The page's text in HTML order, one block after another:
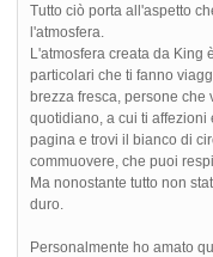
Tutto ciò porta all'aspetto
l'atmosfera.
L'atmosfera creata da King
particolari che ti fanno
brezza fresca, persone che
quotidiano, a cui ti
pagina e trovi il bianco di
commuovere, che puoi
Ma nonostante tutto non
duro.
Personalmente ho amato